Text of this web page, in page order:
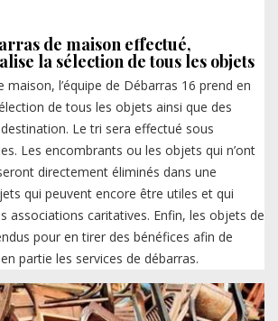
de maison effectué,
la sélection de tous les objets
maison, l’équipe de Débarras 16 prend en
de tous les objets ainsi que des
Le tri sera effectué sous
Les encombrants ou les objets qui n’ont
directement éliminés dans une
qui peuvent encore être utiles et qui
associations caritatives. Enfin, les objets de
pour en tirer des bénéfices afin de
partie les services de débarras.